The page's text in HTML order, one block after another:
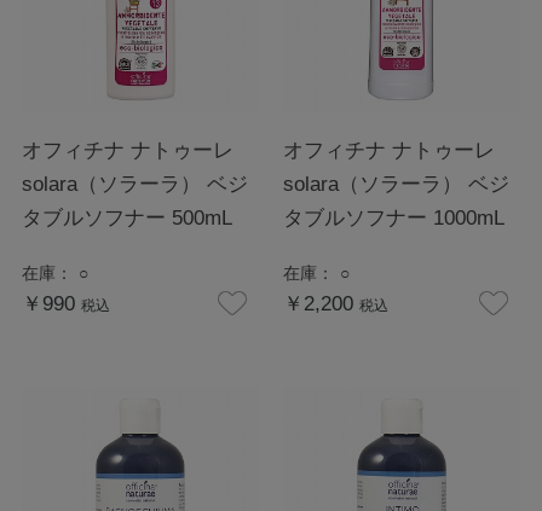
オフィチナ ナトゥーレ
solara（ソラーラ） ベジ
タブルソフナー 500mL
在庫： ○
￥990 税込
オフィチナ ナトゥーレ
solara（ソラーラ） ベジ
タブルソフナー 1000mL
在庫： ○
￥2,200 税込